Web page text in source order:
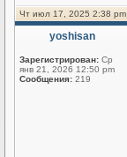
Чт июл 17, 2025 2:38 pm
yoshisan
Зарегистрирован: Ср
янв 21, 2026 12:50 pm
Сообщения: 219